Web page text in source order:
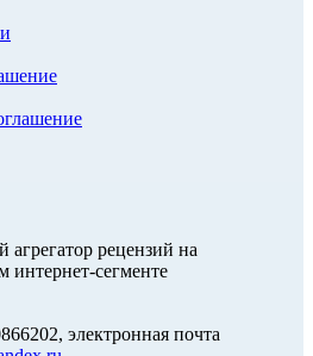
рецензий на
интернет-сегменте
электронная почта